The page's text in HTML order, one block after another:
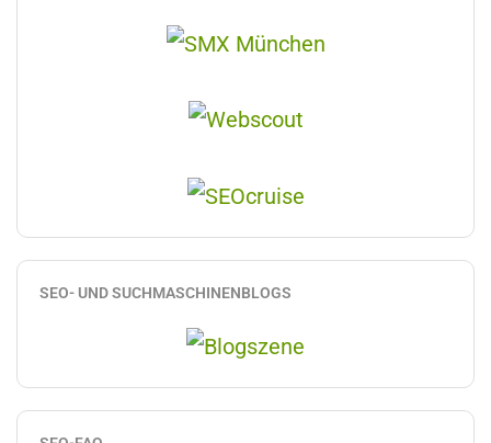
SEO- UND SUCHMASCHINENBLOGS